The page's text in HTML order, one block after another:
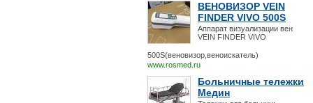
ВЕНОВИЗОР VEIN
FINDER VIVO 500S
Аппарат визуализации вен
VEIN FINDER VIVO
500S(веновизор,веноискатель)
www.rosmed.ru
Больничные тележки
Медин